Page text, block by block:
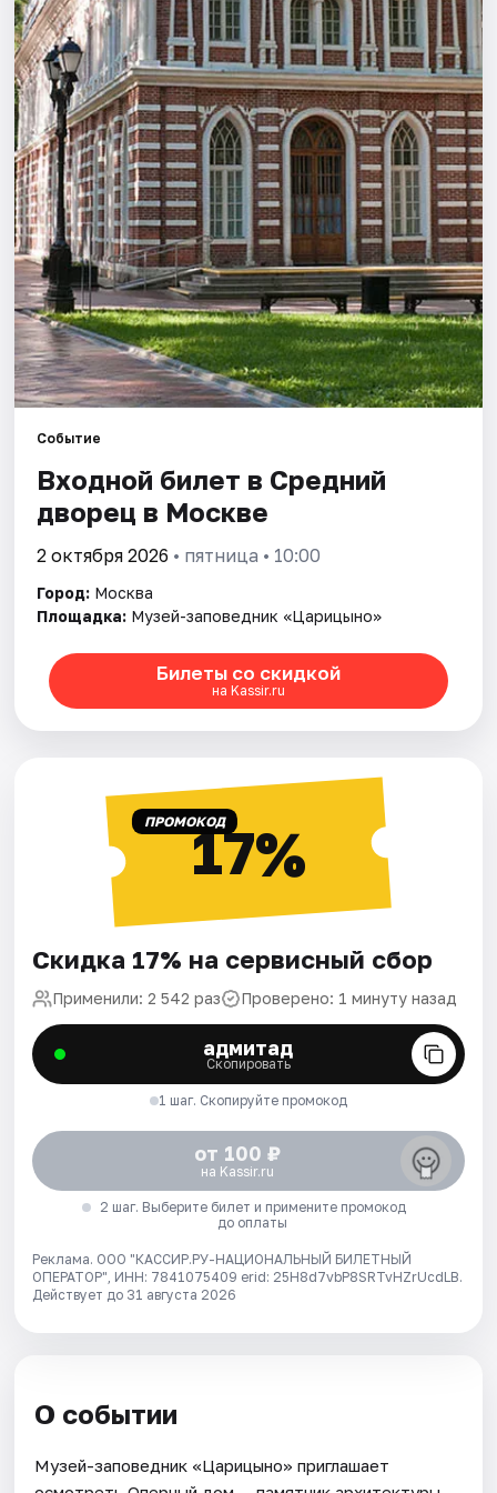
Города
Площадки
Артисты
Рейтинги
Событие
Входной билет в Средний
дворец в Москве
2 октября 2026 • пятница • 10:00
Город: Москва
Площадка: Музей-заповедник «Царицыно»
Билеты со скидкой
на Kassir.ru
ПРОМОКОД17%
Скидка 17% на сервисный сбор
Применили: 2 542 раз Проверено: 1 минуту назад
адмитад
Скопировать
1 шаг. Скопируйте промокод
от 100 ₽
на Kassir.ru
2 шаг. Выберите билет и примените промокод
до оплаты
Реклама. ООО "КАССИР.РУ-НАЦИОНАЛЬНЫЙ БИЛЕТНЫЙ
ОПЕРАТОР", ИНН: 7841075409 erid: 25H8d7vbP8SRTvHZrUcdLB.
Действует до 31 августа 2026
О событии
Музей-заповедник «Царицыно» приглашает